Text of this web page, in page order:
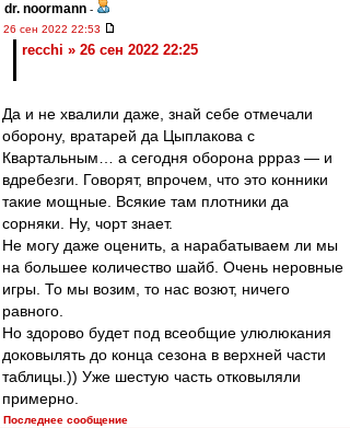
dr. noormann -
26 сен 2022 22:53
recchi » 26 сен 2022 22:25
Да и не хвалили даже, знай себе отмечали
оборону, вратарей да Цыплакова с
Квартальным… а сегодня оборона ррраз — и
вдребезги. Говорят, впрочем, что это конники
такие мощные. Всякие там плотники да
сорняки. Ну, чорт знает.
Не могу даже оценить, а нарабатываем ли мы
на большее количество шайб. Очень неровные
игры. То мы возим, то нас возют, ничего
равного.
Но здорово будет под всеобщие улюлюкания
доковылять до конца сезона в верхней части
таблицы.)) Уже шестую часть отковыляли
примерно.
Последнее сообщение